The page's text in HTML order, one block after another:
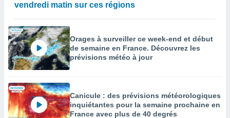
vendredi matin sur ces régions
Orages à surveiller ce week-end et début
de semaine en France. Découvrez les
prévisions météo à jour
Canicule : des prévisions météorologiques
inquiétantes pour la semaine prochaine en
France avec plus de 40 degrés